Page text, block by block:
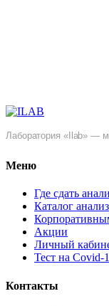
Лаборатория «Ilab» —
Меню
Где сдать
Каталог
Акции
Личный
Тест на Covid-
Контакты